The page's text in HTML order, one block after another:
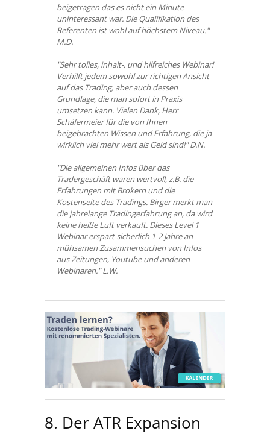
beigetragen das es nicht ein Minute
uninteressant war. Die Qualifikation des
Referenten ist wohl auf höchstem Niveau."
M.D.
"Sehr tolles, inhalt-, und hilfreiches Webinar!
Verhilft jedem sowohl zur richtigen Ansicht
auf das Trading, aber auch dessen
Grundlage, die man sofort in Praxis
umsetzen kann. Vielen Dank, Herr
Schäfermeier für die von Ihnen
beigebrachten Wissen und Erfahrung, die ja
wirklich viel mehr wert als Geld sind!" D.N.
"Die allgemeinen Infos über das
Tradergeschäft waren wertvoll, z.B. die
Erfahrungen mit Brokern und die
Kostenseite des Tradings. Birger merkt man
die jahrelange Tradingerfahrung an, da wird
keine heiße Luft verkauft. Dieses Level 1
Webinar erspart sicherlich 1-2 Jahre an
mühsamen Zusammensuchen von Infos
aus Zeitungen, Youtube und anderen
Webinaren." L.W.
8. Der ATR Expansion